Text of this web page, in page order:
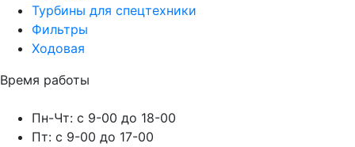
Турбины для спецтехники
Фильтры
Ходовая
Время работы
Пн-Чт: с 9-00 до 18-00
Пт: с 9-00 до 17-00